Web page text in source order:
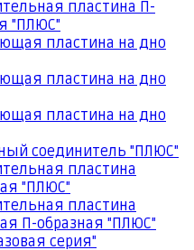
пластина П-
"ПЛЮС"
пластина на дно
пластина на дно
пластина на дно
соединитель "ПЛЮС"
пластина
"ПЛЮС"
пластина
П-образная "ПЛЮС"
серия"